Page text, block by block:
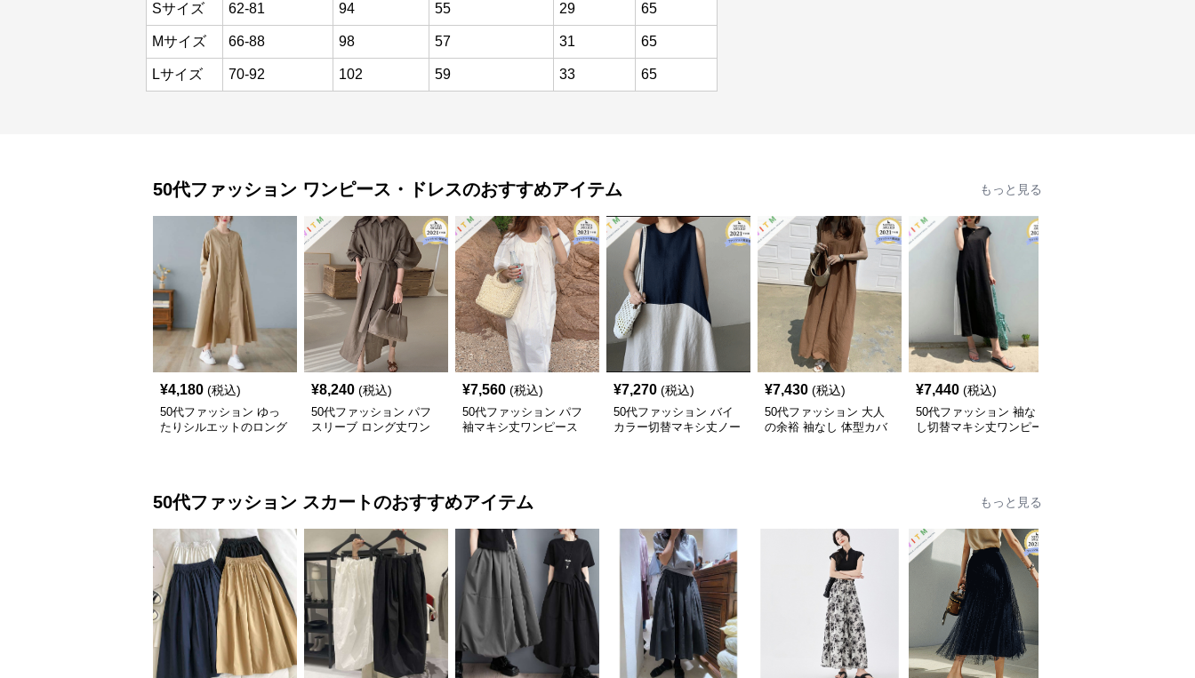
Sサイズ 62-81 94 55 29 65
Mサイズ 66-88 98 57 31 65
Lサイズ 70-92 102 59 33 65
50代ファッション ワンピース・ドレスのおすすめアイテム もっと見る
¥4,180 (税込)
50代ファッション ゆっ
たりシルエットのロング
¥8,240 (税込)
50代ファッション パフ
スリーブ ロング丈ワン
¥7,560 (税込)
50代ファッション パフ
袖マキシ丈ワンピース
¥7,270 (税込)
50代ファッション バイ
カラー切替マキシ丈ノー
¥7,430 (税込)
50代ファッション 大人
の余裕 袖なし 体型カバ
¥7,440 (税込)
50代ファッション 袖な
し切替マキシ丈ワンピー
50代ファッション スカートのおすすめアイテム もっと見る